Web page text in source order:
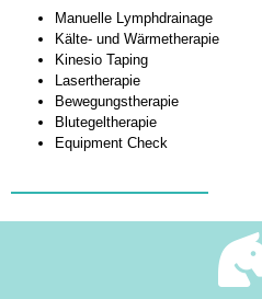
Manuelle Lymphdrainage
Kälte- und Wärmetherapie
Kinesio Taping
Lasertherapie
Bewegungstherapie
Blutegeltherapie
Equipment Check